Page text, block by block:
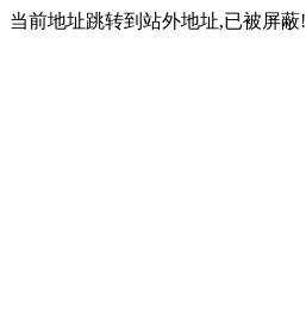
当前地址跳转到站外地址,已被屏蔽!